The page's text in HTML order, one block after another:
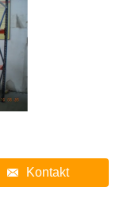
Kontakt